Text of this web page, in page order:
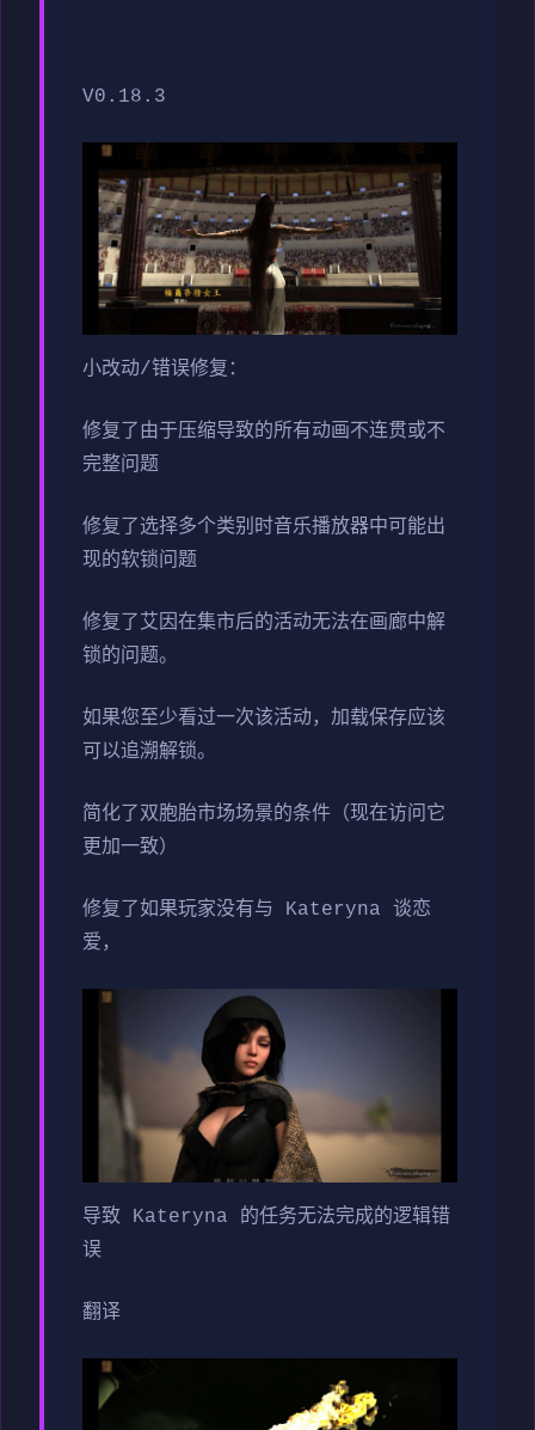
V0.18.3
小改动/错误修复：
修复了由于压缩导致的所有动画不连贯或不
完整问题
修复了选择多个类别时音乐播放器中可能出
现的软锁问题
修复了艾因在集市后的活动无法在画廊中解
锁的问题。
如果您至少看过一次该活动，加载保存应该
可以追溯解锁。
简化了双胞胎市场场景的条件（现在访问它
更加一致）
修复了如果玩家没有与 Kateryna 谈恋
爱，
导致 Kateryna 的任务无法完成的逻辑错
误
翻译